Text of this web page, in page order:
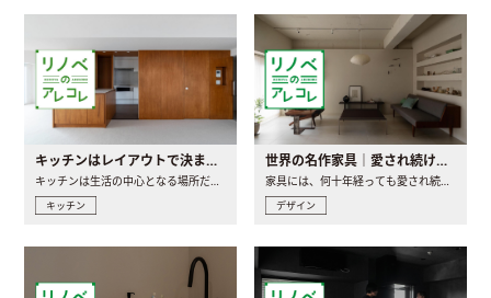
キッチンはレイアウトで決まる。後悔しないための考え方と選び方
キッチンは生活の中心となる場所だからこそ、家の中のどこに置..
キッチン
世界の名作家具｜愛され続ける理由と一生モノとの出会い方
家具には、何十年経っても愛され続ける「名作」と呼ばれるもの..
デザイン